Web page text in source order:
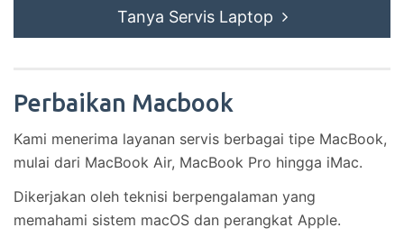
Tanya Servis Laptop
Perbaikan Macbook
Kami menerima layanan servis berbagai tipe MacBook,
mulai dari MacBook Air, MacBook Pro hingga iMac.
Dikerjakan oleh teknisi berpengalaman yang
memahami sistem macOS dan perangkat Apple.